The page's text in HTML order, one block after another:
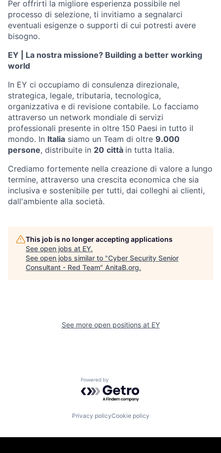
Per offrirti la migliore esperienza possibile nel
processo di selezione, ti invitiamo a segnalarci
eventuali esigenze o supporti di cui potresti avere
bisogno.
EY | La nostra missione? Building a better working
world
In EY ci occupiamo di consulenza direzionale,
strategica, legale, tributaria, tecnologica,
organizzativa e di revisione contabile. Lo facciamo
attraverso un network mondiale di servizi
professionali presente in oltre 150 Paesi in tutto il
mondo. In Italia siamo un Team di oltre 9.000
persone, distribuite in 20 città in tutta Italia.
Crediamo fortemente nella creazione di valore a lungo
termine, attraverso una crescita economica che sia
inclusiva e sostenibile per tutti, dai colleghi ai clienti,
dall'ambiente alla società.
This job is no longer accepting applications
See open jobs at EY.
See open jobs similar to "Cyber Security Senior
Consultant - Red Team" AnitaB.org.
See more open positions at EY
Powered by Getro.com
Privacy policyCookie policy